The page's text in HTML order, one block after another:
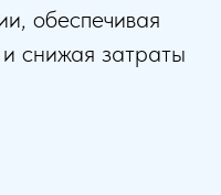
обеспечивая
снижая затраты